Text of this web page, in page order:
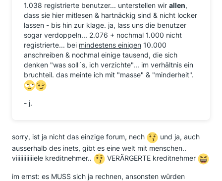
1.038 registrierte benutzer... unterstellen wir allen,
dass sie hier mitlesen & hartnäckig sind & nicht locker
lassen - bis hin zur klage. ja, lass uns die benutzer
sogar verdoppeln... 2.076 + nochmal 1.000 nicht
registrierte... bei mindestens einigen 10.000
anschreiben & nochmal einige tausend, die sich
denken "was soll´s, ich verzichte"... im verhältnis ein
bruchteil. das meinte ich mit "masse" & "minderheit".
- j.
sorry, ist ja nicht das einzige forum, nech
und ja, auch
ausserhalb des inets, gibt es eine welt mit menschen..
viiiiiiiiiiiiele kreditnehmer..
VERÄRGERTE kreditnehmer
im ernst: es MUSS sich ja rechnen, ansonsten würden